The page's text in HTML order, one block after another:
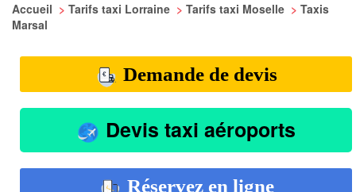
Accueil > Tarifs taxi Lorraine > Tarifs taxi Moselle > Taxis
Marsal
Demande de devis
Devis taxi aéroports
Réservez en ligne